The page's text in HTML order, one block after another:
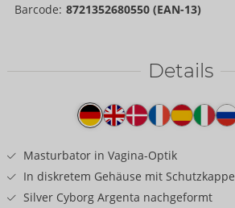
Barcode: 8721352680550 (EAN-13)
Details
Produkttext
Masturbator in Vagina-Optik
In diskretem Gehäuse mit Schutzkappe
Silver Cyborg Argenta nachgeformt